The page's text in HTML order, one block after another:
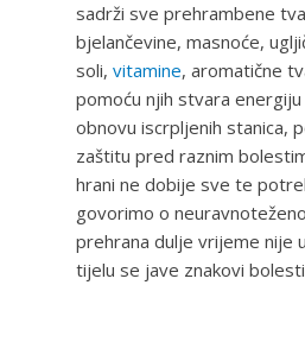
sadrži sve prehrambene
bjelančevine, masnoće,
soli, vitamine, aromatične
pomoću njih stvara
obnovu iscrpljenih stanica,
zaštitu pred raznim
hrani ne dobije sve te
govorimo o
prehrana dulje vrijeme nije
tijelu se jave znakovi